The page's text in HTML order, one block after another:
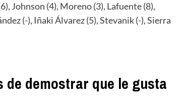
Johnson (4), Moreno (3), Lafuente (8),
(-), Iñaki Álvarez (5), Stevanik (-), Sierra
de demostrar que le gusta